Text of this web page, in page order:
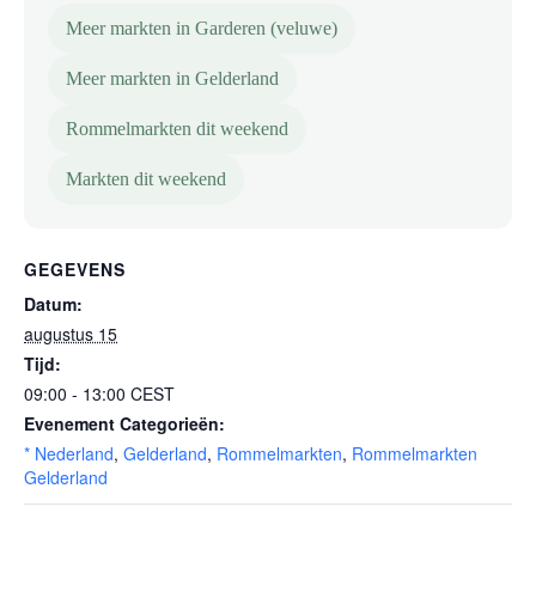
Meer markten in Garderen (veluwe)
Meer markten in Gelderland
Rommelmarkten dit weekend
Markten dit weekend
GEGEVENS
Datum:
augustus 15
Tijd:
09:00 - 13:00 CEST
Evenement Categorieën:
* Nederland, Gelderland, Rommelmarkten, Rommelmarkten
Gelderland